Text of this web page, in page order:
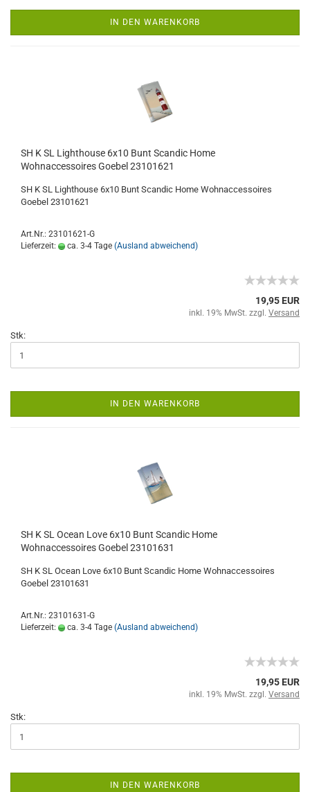
IN DEN WARENKORB
SH K SL Lighthouse 6x10 Bunt Scandic Home
Wohnaccessoires Goebel 23101621
SH K SL Lighthouse 6x10 Bunt Scandic Home Wohnaccessoires
Goebel 23101621
Art.Nr.: 23101621-G
Lieferzeit:
ca. 3-4 Tage (Ausland abweichend)
19,95 EUR
inkl. 19% MwSt. zzgl. Versand
Stk:
IN DEN WARENKORB
SH K SL Ocean Love 6x10 Bunt Scandic Home
Wohnaccessoires Goebel 23101631
SH K SL Ocean Love 6x10 Bunt Scandic Home Wohnaccessoires
Goebel 23101631
Art.Nr.: 23101631-G
Lieferzeit:
ca. 3-4 Tage (Ausland abweichend)
19,95 EUR
inkl. 19% MwSt. zzgl. Versand
Stk:
IN DEN WARENKORB